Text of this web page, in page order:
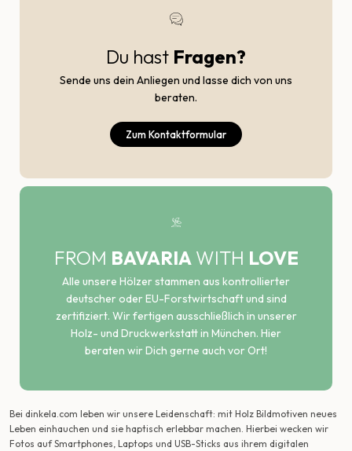
Du hast Fragen?
Sende uns dein Anliegen und lasse dich von uns
beraten.
Zum Kontaktformular
FROM BAVARIAWITH LOVE
Alle unsere Hölzer stammen aus kontrollierter
deutscher oder EU-Forstwirtschaft und sind
zertifiziert. Wir fertigen ausschließlich in unserer
Holz- und Druckwerkstatt in München. Hier
beraten wir Dich gerne auch vor Ort!
Bei dinkela.com leben wir unsere Leidenschaft: mit Holz Bildmotiven neues
Leben einhauchen und sie haptisch erlebbar machen. Hierbei wecken wir
Fotos auf Smartphones, Laptops und USB-Sticks aus ihrem digitalen